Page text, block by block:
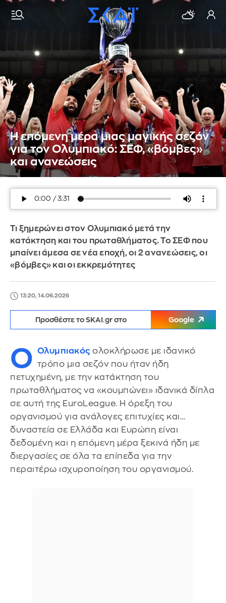
Η επόμενη μέρα μιας μαγικής σεζόν
για τον Ολυμπιακό: ΣΕΦ, «βόμβες»
και ανανεώσεις
Τι ξημερώνει στον Ολυμπιακό μετά την
κατάκτηση και του πρωταθλήματος. Το ΣΕΦ που
μπαίνει άμεσα σε νέα εποχή, οι 2 ανανεώσεις, οι
«βόμβες» και οι εκκρεμότητες
13:20, 14.06.2026
Προσθέστε το SKAI.gr στο Google
Ο Ολυμπιακός ολοκλήρωσε με ιδανικό
τρόπο μια σεζόν που ήταν ήδη
πετυχημένη, με την κατάκτηση του
πρωταθλήματος να «κουμπώνει» ιδανικά δίπλα
σε αυτή της EuroLeague. Η όρεξη του
οργανισμού για ανάλογες επιτυχίες και…
δυναστεία σε Ελλάδα και Ευρώπη είναι
δεδομένη και η επόμενη μέρα ξεκινά ήδη με
διεργασίες σε όλα τα επίπεδα για την
περαιτέρω ισχυροποίηση του οργανισμού.